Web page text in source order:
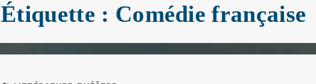
Étiquette : Comédie française